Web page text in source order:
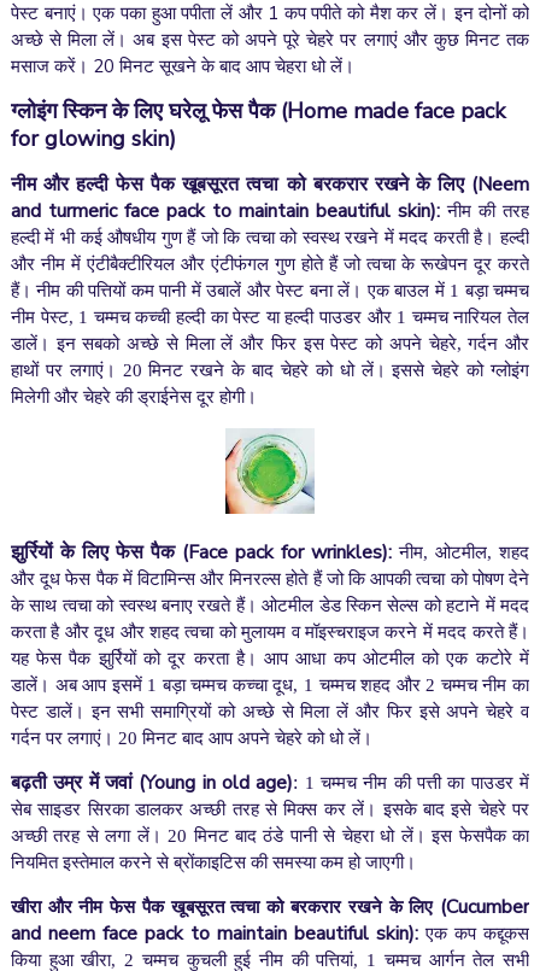
पेस्ट बनाएं। एक पका हुआ पपीता लें और 1 कप पपीते को मैश कर लें। इन दोनों को
अच्छे से मिला लें। अब इस पेस्ट को अपने पूरे चेहरे पर लगाएं और कुछ मिनट तक
मसाज करें। 20 मिनट सूखने के बाद आप चेहरा धो लें।
ग्लोइंग स्किन के लिए घरेलू फेस पैक(Home made face pack
for glowing skin)
नीम और हल्दी फेस पैक खूबसूरत त्वचा को बरकरार रखने के लिए (Neem
and turmeric face pack to maintain beautiful skin): नीम की तरह
हल्दी में भी कई औषधीय गुण हैं जो कि त्वचा को स्वस्थ रखने में मदद करती है। हल्दी
और नीम में एंटीबैक्टीरियल और एंटीफंगल गुण होते हैं जो त्वचा के रूखेपन दूर करते
हैं। नीम की पत्तियों कम पानी में उबालें और पेस्ट बना लें। एक बाउल में 1 बड़ा चम्मच
नीम पेस्ट, 1 चम्मच कच्ची हल्दी का पेस्ट या हल्दी पाउडर और 1 चम्मच नारियल तेल
डालें। इन सबको अच्छे से मिला लें और फिर इस पेस्ट को अपने चेहरे, गर्दन और
हाथों पर लगाएं। 20 मिनट रखने के बाद चेहरे को धो लें। इससे चेहरे को ग्लोइंग
मिलेगी और चेहरे की ड्राईनेस दूर होगी।
झुर्रियों के लिए फेस पैक (Face pack for wrinkles): नीम, ओटमील, शहद
और दूध फेस पैक में विटामिन्स और मिनरल्स होते हैं जो कि आपकी त्वचा को पोषण देने
के साथ त्वचा को स्वस्थ बनाए रखते हैं। ओटमील डेड स्किन सेल्स को हटाने में मदद
करता है और दूध और शहद त्वचा को मुलायम व मॉइस्चराइज करने में मदद करते हैं।
यह फेस पैक झुर्रियों को दूर करता है। आप आधा कप ओटमील को एक कटोरे में
डालें। अब आप इसमें 1 बड़ा चम्मच कच्चा दूध, 1 चम्मच शहद और 2 चम्मच नीम का
पेस्ट डालें। इन सभी समाग्रियों को अच्छे से मिला लें और फिर इसे अपने चेहरे व
गर्दन पर लगाएं। 20 मिनट बाद आप अपने चेहरे को धो लें।
बढ़ती उम्र में जवां (Young in old age): 1 चम्मच नीम की पत्ती का पाउडर में
सेब साइडर सिरका डालकर अच्छी तरह से मिक्स कर लें। इसके बाद इसे चेहरे पर
अच्छी तरह से लगा लें। 20 मिनट बाद ठंडे पानी से चेहरा धो लें। इस फेसपैक का
नियमित इस्तेमाल करने से ब्रोंकाइटिस की समस्या कम हो जाएगी।
खीरा और नीम फेस पैक खूबसूरत त्वचा को बरकरार रखने के लिए (Cucumber
and neem face pack to maintain beautiful skin): एक कप कद्दूकस
किया हुआ खीरा, 2 चम्मच कुचली हुई नीम की पत्तियां, 1 चम्मच आर्गन तेल सभी